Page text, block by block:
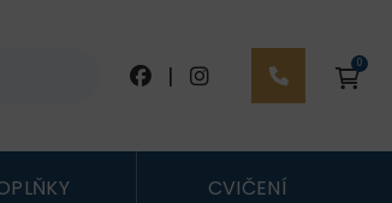
| 0
CVIČENÍ